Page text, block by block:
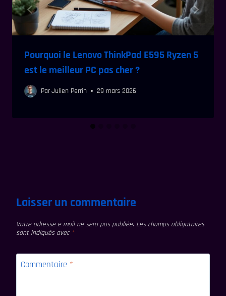
Pourquoi le Lenovo ThinkPad E595 Ryzen 5
est le meilleur PC pas cher ?
ParJulien Perrin 29 mars 2026
Laisser un commentaire
Votre adresse e-mail ne sera pas publiée. Les champs obligatoires
sont indiqués avec *
Commentaire *